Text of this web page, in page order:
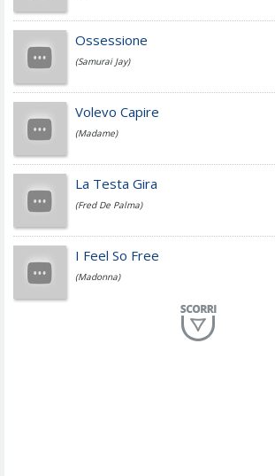
Cesare Cremonini
Jovanotti
Fedez
Simone Cristicchi
Ossessione
(Samurai Jay)
Volevo Capire
(Madame)
La Testa Gira
(Fred De Palma)
I Feel So Free
(Madonna)